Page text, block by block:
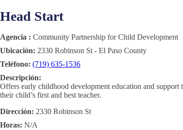
Head Start
Agencia : Community Partnership for Child Development
Ubicación: 2330 Robinson St - El Paso County
Teléfono: (719) 635-1536
Descripción:
Offers early childhood development education and
their child’s first and best teacher.
Dirección: 2330 Robinson St
Horas: N/A